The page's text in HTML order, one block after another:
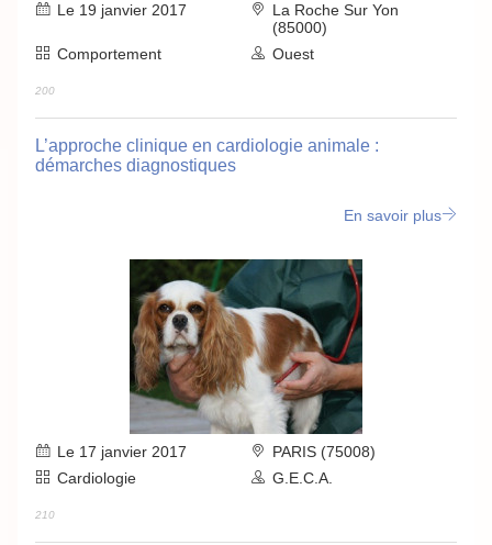
Le 19 janvier 2017
La Roche Sur Yon
(85000)
Comportement
Ouest
200
L’approche clinique en cardiologie animale :
démarches diagnostiques
En savoir plus
Le 17 janvier 2017
PARIS (75008)
Cardiologie
G.E.C.A.
210